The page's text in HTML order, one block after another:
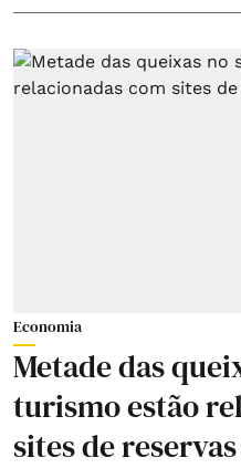
Economia
Metade das
turismo estão
sites de